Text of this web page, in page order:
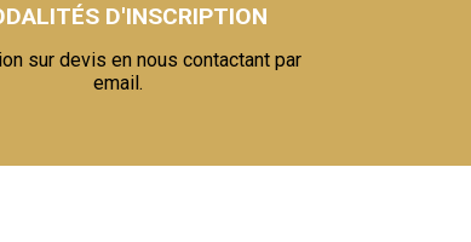
D'INSCRIPTION
sur devis en nous contactant par
email.